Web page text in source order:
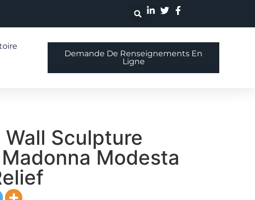
Demande De Renseignements En
Ligne
Sculpture
Modesta